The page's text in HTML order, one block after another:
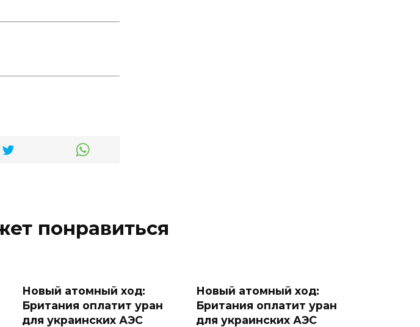
понравиться
Новый атомный ход:
Британия оплатит уран
для украинских АЭС
Новый атомный ход:
Британия оплатит уран
для украинских АЭС